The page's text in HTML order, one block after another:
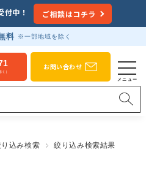
付中！ ご相談はコチラ
料 ※一部地域を除く
）
お問い合わせ
り込み検索 絞り込み検索結果